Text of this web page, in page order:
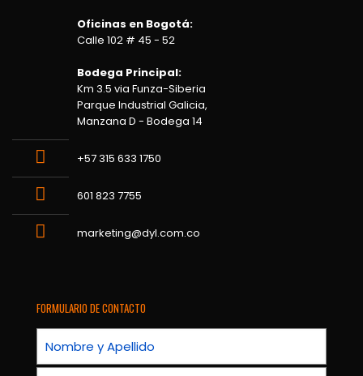
Oficinas en Bogotá:
Calle 102 # 45 - 52
Bodega Principal:
Km 3.5 via Funza-Siberia
Parque Industrial Galicia,
Manzana D - Bodega 14
+57 315 633 1750
601 823 7755
marketing@dyl.com.co
FORMULARIO DE CONTACTO